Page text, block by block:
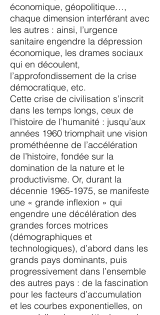
économique, géopolitique…,
chaque dimension interférant avec
les autres : ainsi, l’urgence
sanitaire engendre la dépression
économique, les drames sociaux
qui en découlent,
l’approfondissement de la crise
démocratique, etc.
Cette crise de civilisation s’inscrit
dans les temps longs, ceux de
l’histoire de l’humanité : jusqu’aux
années 1960 triomphait une vision
prométhéenne de l’accélération
de l’histoire, fondée sur la
domination de la nature et le
productivisme. Or, durant la
décennie 1965-1975, se manifeste
une « grande inflexion » qui
engendre une décélération des
grandes forces motrices
(démographiques et
technologiques), d’abord dans les
grands pays dominants, puis
progressivement dans l’ensemble
des autres pays : de la fascination
pour les facteurs d’accumulation
et les courbes exponentielles, on